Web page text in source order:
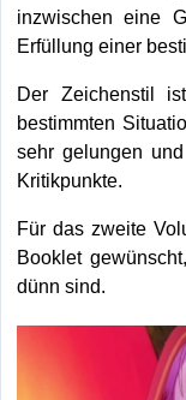
inzwischen eine
Erfüllung einer
Der Zeichenstil
bestimmten
sehr gelungen
Kritikpunkte.
Für das zweite
Booklet
dünn sind.